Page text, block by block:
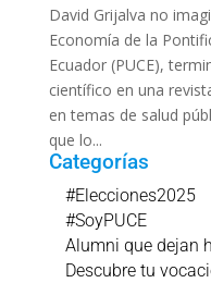
David Grijalva no
Economía de la
Ecuador (PUCE),
científico en una
en temas de salud
que lo...
Categorías
#Elecciones2025
#SoyPUCE
Alumni que dejan
Descubre tu